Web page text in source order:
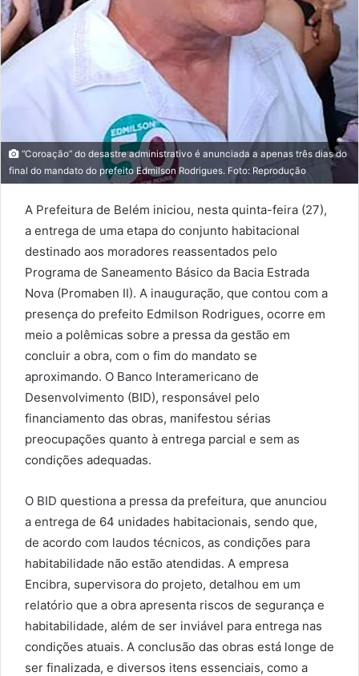
“Coroação” do desastre administrativo é anunciada a apenas três dias do
final do mandato do prefeito Edmilson Rodrigues. Foto: Reprodução
A Prefeitura de Belém iniciou, nesta quinta-feira (27),
a entrega de uma etapa do conjunto habitacional
destinado aos moradores reassentados pelo
Programa de Saneamento Básico da Bacia Estrada
Nova (Promaben II). A inauguração, que contou com a
presença do prefeito Edmilson Rodrigues, ocorre em
meio a polêmicas sobre a pressa da gestão em
concluir a obra, com o fim do mandato se
aproximando. O Banco Interamericano de
Desenvolvimento (BID), responsável pelo
financiamento das obras, manifestou sérias
preocupações quanto à entrega parcial e sem as
condições adequadas.
O BID questiona a pressa da prefeitura, que anunciou
a entrega de 64 unidades habitacionais, sendo que,
de acordo com laudos técnicos, as condições para
habitabilidade não estão atendidas. A empresa
Encibra, supervisora do projeto, detalhou em um
relatório que a obra apresenta riscos de segurança e
habitabilidade, além de ser inviável para entrega nas
condições atuais. A conclusão das obras está longe de
ser finalizada, e diversos itens essenciais, como a